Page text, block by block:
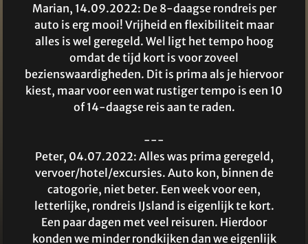
Marian, 14.09.2022: De 8-daagse rondreis per
auto is erg mooi! Vrijheid en flexibiliteit maar
alles is wel geregeld. Wel ligt het tempo hoog
omdat de tijd kort is voor zoveel
bezienswaardigheden. Dit is prima als je hiervoor
kiest, maar voor een wat rustiger tempo is een 10
of 14-daagse reis aan te raden.
---
Peter, 04.07.2022: Alles was prima geregeld,
vervoer/hotel/excursies. Auto kon, binnen de
catogorie, niet beter. Een week voor een,
letterlijke, rondreis IJsland is eigenlijk te kort.
Een paar dagen met veel reisuren. Hierdoor
konden we minder rondkijken dan we eigenlijk